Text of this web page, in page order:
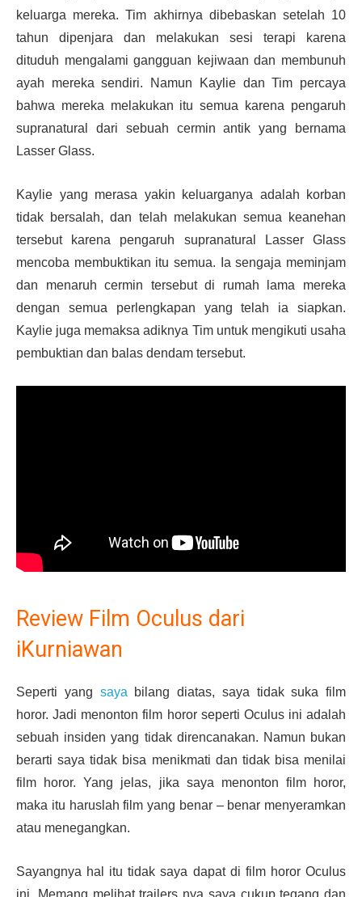
keluarga mereka. Tim akhirnya dibebaskan setelah 10
tahun dipenjara dan melakukan sesi terapi karena
dituduh mengalami gangguan kejiwaan dan membunuh
ayah mereka sendiri. Namun Kaylie dan Tim percaya
bahwa mereka melakukan itu semua karena pengaruh
supranatural dari sebuah cermin antik yang bernama
Lasser Glass.
Kaylie yang merasa yakin keluarganya adalah korban
tidak bersalah, dan telah melakukan semua keanehan
tersebut karena pengaruh supranatural Lasser Glass
mencoba membuktikan itu semua. Ia sengaja meminjam
dan menaruh cermin tersebut di rumah lama mereka
dengan semua perlengkapan yang telah ia siapkan.
Kaylie juga memaksa adiknya Tim untuk mengikuti usaha
pembuktian dan balas dendam tersebut.
Review Film Oculus dari
iKurniawan
Seperti yang saya bilang diatas, saya tidak suka film
horor. Jadi menonton film horor seperti Oculus ini adalah
sebuah insiden yang tidak direncanakan. Namun bukan
berarti saya tidak bisa menikmati dan tidak bisa menilai
film horor. Yang jelas, jika saya menonton film horor,
maka itu haruslah film yang benar – benar menyeramkan
atau menegangkan.
Sayangnya hal itu tidak saya dapat di film horor Oculus
ini. Memang melihat trailers nya saya cukup tegang dan